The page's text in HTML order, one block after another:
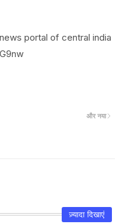
portal of central india
और नया
ज़्यादा दिखाएं